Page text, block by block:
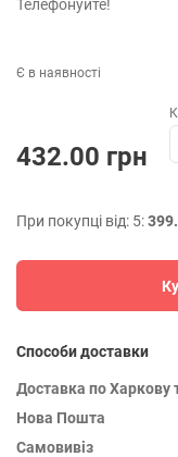
Телефонуйте!
Є в наявності
432.00 грн
При покупці від: 5:
Способи доставки
Доставка по Харкову
Нова Пошта
Самовивіз